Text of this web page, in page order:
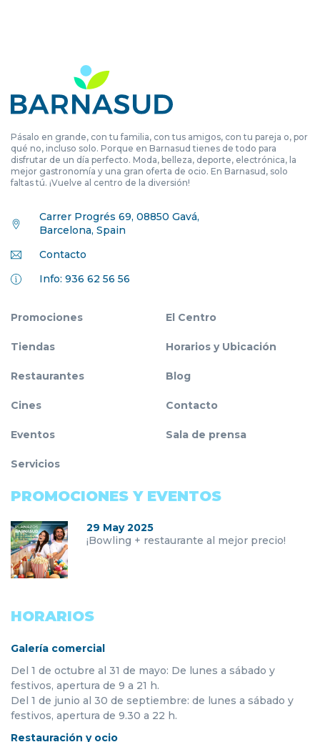
Pásalo en grande, con tu familia, con tus amigos, con tu pareja o, por
qué no, incluso solo. Porque en Barnasud tienes de todo para
disfrutar de un día perfecto. Moda, belleza, deporte, electrónica, la
mejor gastronomía y una gran oferta de ocio. En Barnasud, solo
faltas tú. ¡Vuelve al centro de la diversión!
Carrer Progrés 69, 08850 Gavá,
Barcelona, Spain
Contacto
Info: 936 62 56 56
Promociones
Tiendas
Restaurantes
Cines
Eventos
Servicios
El Centro
Horarios y Ubicación
Blog
Contacto
Sala de prensa
PROMOCIONES Y EVENTOS
29 May 2025
¡Bowling + restaurante al mejor precio!
HORARIOS
Galería comercial
Del 1 de octubre al 31 de mayo: De lunes a sábado y
festivos, apertura de 9 a 21 h.
Del 1 de junio al 30 de septiembre: de lunes a sábado y
festivos, apertura de 9.30 a 22 h.
Restauración y ocio